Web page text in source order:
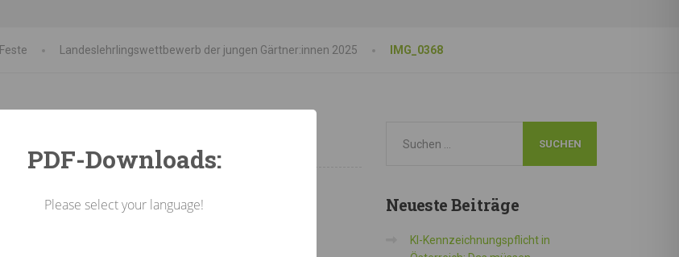
Feste Landeslehrlingswettbewerb der jungen Gärtner:innen 2025 IMG_0368
NeuesteBeiträge
KI-Kennzeichnungspflicht in
PDF-Downloads:
Please select your language!